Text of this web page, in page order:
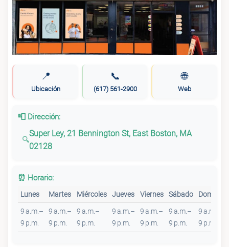
📍
Ubicación
📞
(617) 561-2900
🌐
Web
📮 Dirección:
Super Ley, 21 Bennington St, East Boston, MA
02128
⏰ Horario:
Lunes Martes Miércoles Jueves Viernes Sábado Domingo
9 a.m.–
9 p.m.
9 a.m.–
9 p.m.
9 a.m.–
9 p.m.
9 a.m.–
9 p.m.
9 a.m.–
9 p.m.
9 a.m.–
9 p.m.
9 a.m.–
9 p.m.